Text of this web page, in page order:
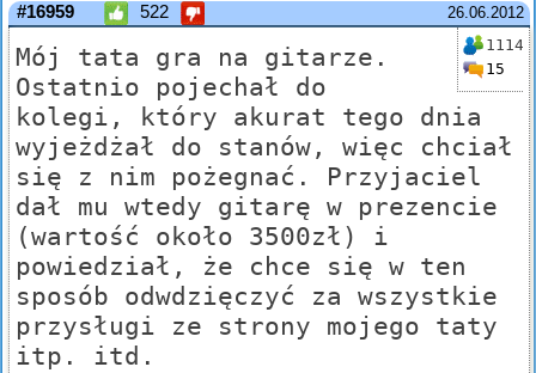
26.06.2012
#16959 522
1114
15
Mój tata gra na gitarze.
Ostatnio pojechał do
kolegi, który akurat tego dnia
wyjeżdżał do stanów, więc chciał
się z nim pożegnać. Przyjaciel
dał mu wtedy gitarę w prezencie
(wartość około 3500zł) i
powiedział, że chce się w ten
sposób odwdzięczyć za wszystkie
przysługi ze strony mojego taty
itp. itd.